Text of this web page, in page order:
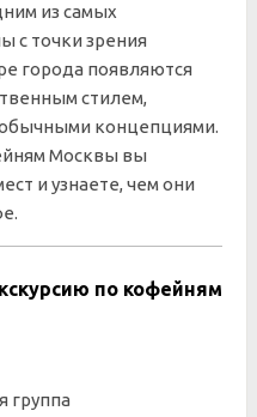
из самых
с точки зрения
города появляются
стилем,
концепциями.
Москвы вы
и узнаете, чем они
по кофейням
группа